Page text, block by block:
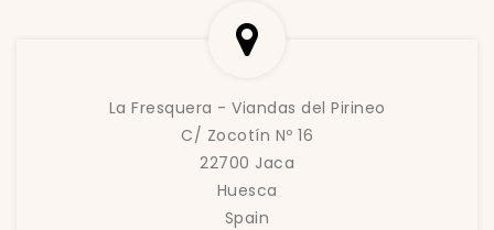
La Fresquera - Viandas del Pirineo
C/ Zocotín Nº 16
22700 Jaca
Huesca
Spain